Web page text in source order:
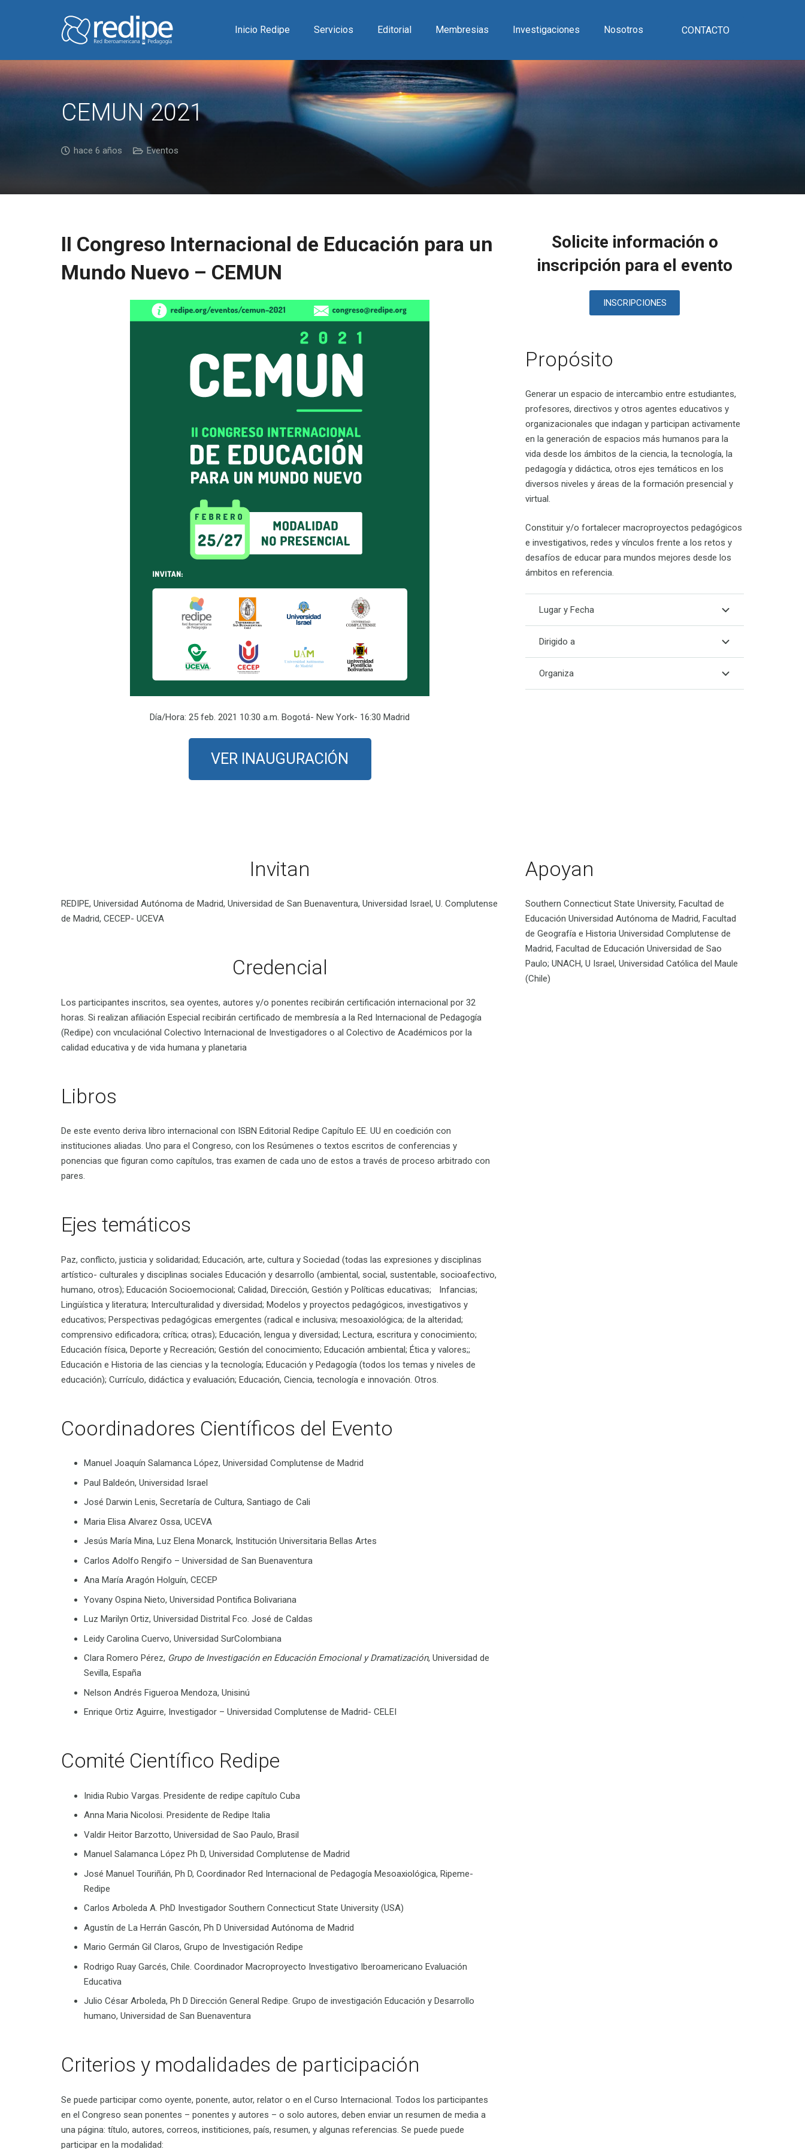
Inicio Redipe Servicios Editorial Membresias Investigaciones Nosotros CONTACTO
CEMUN 2021
hace 6 años Eventos
II Congreso Internacional de Educación para un
Mundo Nuevo – CEMUN
Día/Hora: 25 feb. 2021 10:30 a.m. Bogotá- New York- 16:30 Madrid
VER INAUGURACIÓN
Solicite información o
inscripción para el evento
INSCRIPCIONES
Propósito
Generar un espacio de intercambio entre estudiantes,
profesores, directivos y otros agentes educativos y
organizacionales que indagan y participan activamente
en la generación de espacios más humanos para la
vida desde los ámbitos de la ciencia, la tecnología, la
pedagogía y didáctica, otros ejes temáticos en los
diversos niveles y áreas de la formación presencial y
virtual.
Constituir y/o fortalecer macroproyectos pedagógicos
e investigativos, redes y vínculos frente a los retos y
desafíos de educar para mundos mejores desde los
ámbitos en referencia.
Lugar y Fecha
Dirigido a
Organiza
Invitan
REDIPE, Universidad Autónoma de Madrid, Universidad de San Buenaventura, Universidad Israel, U. Complutense
de Madrid, CECEP- UCEVA
Credencial
Los participantes inscritos, sea oyentes, autores y/o ponentes recibirán certificación internacional por 32
horas. Si realizan afiliación Especial recibirán certificado de membresía a la Red Internacional de Pedagogía
(Redipe) con vnculaciónal Colectivo Internacional de Investigadores o al Colectivo de Académicos por la
calidad educativa y de vida humana y planetaria
Libros
De este evento deriva libro internacional con ISBN Editorial Redipe Capítulo EE. UU en coedición con
instituciones aliadas. Uno para el Congreso, con los Resúmenes o textos escritos de conferencias y
ponencias que figuran como capítulos, tras examen de cada uno de estos a través de proceso arbitrado con
pares.
Ejes temáticos
Paz, conflicto, justicia y solidaridad; Educación, arte, cultura y Sociedad (todas las expresiones y disciplinas
artístico- culturales y disciplinas sociales Educación y desarrollo (ambiental, social, sustentable, socioafectivo,
humano, otros); Educación Socioemocional; Calidad, Dirección, Gestión y Políticas educativas; Infancias;
Lingüística y literatura; Interculturalidad y diversidad; Modelos y proyectos pedagógicos, investigativos y
educativos; Perspectivas pedagógicas emergentes (radical e inclusiva; mesoaxiológica; de la alteridad;
comprensivo edificadora; crítica; otras); Educación, lengua y diversidad; Lectura, escritura y conocimiento;
Educación física, Deporte y Recreación; Gestión del conocimiento; Educación ambiental; Ética y valores;;
Educación e Historia de las ciencias y la tecnología; Educación y Pedagogía (todos los temas y niveles de
educación); Currículo, didáctica y evaluación; Educación, Ciencia, tecnología e innovación. Otros.
Coordinadores Científicos del Evento
Manuel Joaquín Salamanca López, Universidad Complutense de Madrid
Paul Baldeón, Universidad Israel
José Darwin Lenis, Secretaría de Cultura, Santiago de Cali
Maria Elisa Alvarez Ossa, UCEVA
Jesús María Mina, Luz Elena Monarck, Institución Universitaria Bellas Artes
Carlos Adolfo Rengifo – Universidad de San Buenaventura
Ana María Aragón Holguín, CECEP
Yovany Ospina Nieto, Universidad Pontifica Bolivariana
Luz Marilyn Ortiz, Universidad Distrital Fco. José de Caldas
Leidy Carolina Cuervo, Universidad SurColombiana
Clara Romero Pérez, Grupo de Investigación en Educación Emocional y Dramatización, Universidad de
Sevilla, España
Nelson Andrés Figueroa Mendoza, Unisinú
Enrique Ortiz Aguirre, Investigador – Universidad Complutense de Madrid- CELEI
Comité Científico Redipe
Inidia Rubio Vargas. Presidente de redipe capítulo Cuba
Anna Maria Nicolosi. Presidente de Redipe Italia
Valdir Heitor Barzotto, Universidad de Sao Paulo, Brasil
Manuel Salamanca López Ph D, Universidad Complutense de Madrid
José Manuel Touriñán, Ph D, Coordinador Red Internacional de Pedagogía Mesoaxiológica, Ripeme-
Redipe
Carlos Arboleda A. PhD Investigador Southern Connecticut State University (USA)
Agustín de La Herrán Gascón, Ph D Universidad Autónoma de Madrid
Mario Germán Gil Claros, Grupo de Investigación Redipe
Rodrigo Ruay Garcés, Chile. Coordinador Macroproyecto Investigativo Iberoamericano Evaluación
Educativa
Julio César Arboleda, Ph D Dirección General Redipe. Grupo de investigación Educación y Desarrollo
humano, Universidad de San Buenaventura
Criterios y modalidades de participación
Se puede participar como oyente, ponente, autor, relator o en el Curso Internacional. Todos los participantes
en el Congreso sean ponentes – ponentes y autores – o solo autores, deben enviar un resumen de media a
una página: título, autores, correos, institiciones, país, resumen, y algunas referencias. Se puede puede
participar en la modalidad:
Apoyan
Southern Connecticut State University, Facultad de
Educación Universidad Autónoma de Madrid, Facultad
de Geografía e Historia Universidad Complutense de
Madrid, Facultad de Educación Universidad de Sao
Paulo; UNACH, U Israel, Universidad Católica del Maule
(Chile)